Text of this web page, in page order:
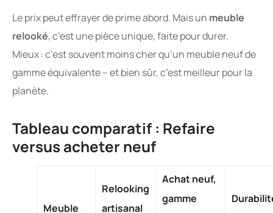
Le prix peut effrayer de prime abord. Mais un meuble
relooké, c’est une pièce unique, faite pour durer.
Mieux : c’est souvent moins cher qu’un meuble neuf de
gamme équivalente – et bien sûr, c’est meilleur pour la
planète.
Tableau comparatif : Refaire
versus acheter neuf
Meuble
Relooking
artisanal
Achat neuf,
gamme